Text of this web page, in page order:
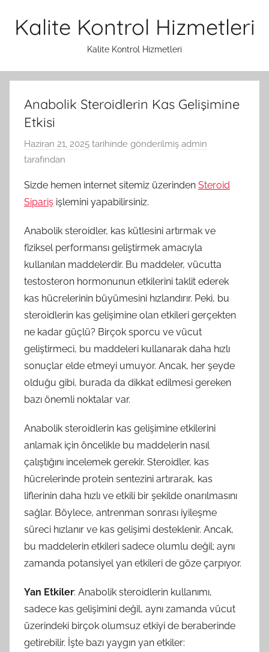
Kalite Kontrol Hizmetleri
Kalite Kontrol Hizmetleri
Anabolik Steroidlerin Kas Gelişimine
Etkisi
Haziran 21, 2025 tarihinde gönderilmiş admin
tarafından
Sizde hemen internet sitemiz üzerinden Steroid
Sipariş işlemini yapabilirsiniz.
Anabolik steroidler, kas kütlesini artırmak ve
fiziksel performansı geliştirmek amacıyla
kullanılan maddelerdir. Bu maddeler, vücutta
testosteron hormonunun etkilerini taklit ederek
kas hücrelerinin büyümesini hızlandırır. Peki, bu
steroidlerin kas gelişimine olan etkileri gerçekten
ne kadar güçlü? Birçok sporcu ve vücut
geliştirmeci, bu maddeleri kullanarak daha hızlı
sonuçlar elde etmeyi umuyor. Ancak, her şeyde
olduğu gibi, burada da dikkat edilmesi gereken
bazı önemli noktalar var.
Anabolik steroidlerin kas gelişimine etkilerini
anlamak için öncelikle bu maddelerin nasıl
çalıştığını incelemek gerekir. Steroidler, kas
hücrelerinde protein sentezini artırarak, kas
liflerinin daha hızlı ve etkili bir şekilde onarılmasını
sağlar. Böylece, antrenman sonrası iyileşme
süreci hızlanır ve kas gelişimi desteklenir. Ancak,
bu maddelerin etkileri sadece olumlu değil; aynı
zamanda potansiyel yan etkileri de göze çarpıyor.
Yan Etkiler: Anabolik steroidlerin kullanımı,
sadece kas gelişimini değil, aynı zamanda vücut
üzerindeki birçok olumsuz etkiyi de beraberinde
getirebilir. İşte bazı yaygın yan etkiler: